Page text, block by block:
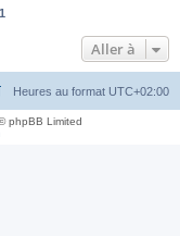
1
Aller à
Heures au format UTC+02:00
phpBB Limited